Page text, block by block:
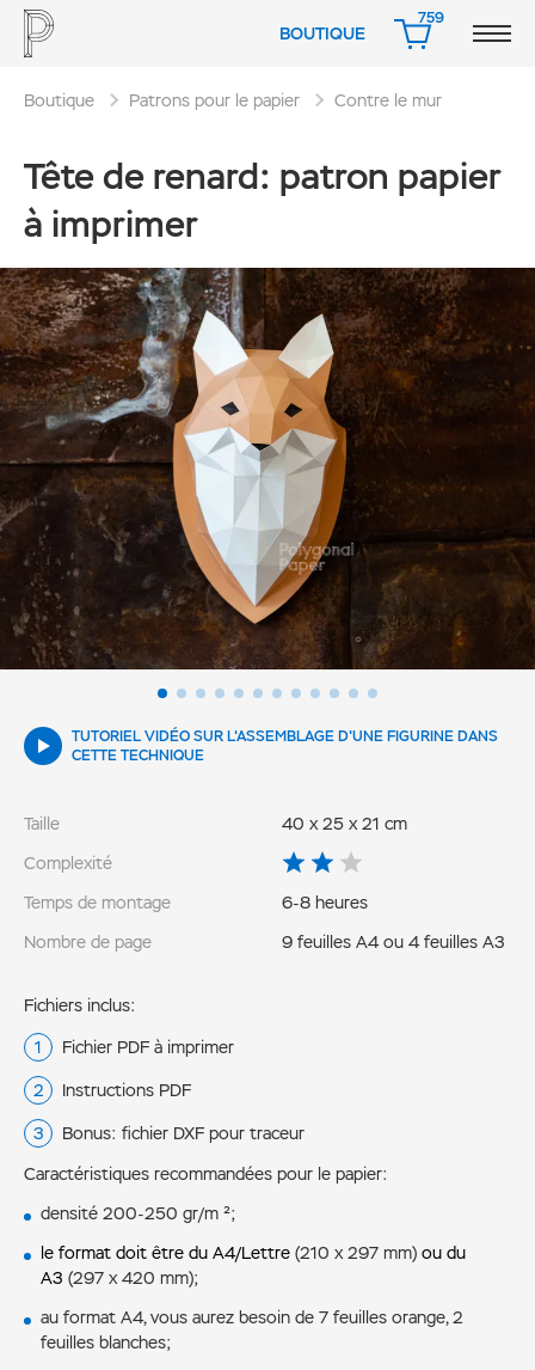
BOUTIQUE
759
PANIER
Boutique Patrons pour le papier Contre le mur
Tête de renard: patron papier
à imprimer
TUTORIEL VIDÉO SUR L'ASSEMBLAGE D'UNE FIGURINE DANS
CETTE TECHNIQUE
Taille
40 x 25 x 21 cm
Complexité
Temps de montage
6-8 heures
Nombre de page
9 feuilles A4 ou 4 feuilles A3
Fichiers inclus:
Fichier PDF à imprimer
Instructions PDF
Bonus: fichier DXF pour traceur
Caractéristiques recommandées pour le papier:
densité 200-250 gr/m ²;
le format doit être du A4/Lettre (210 x 297 mm) ou du
A3 (297 x 420 mm);
au format A4, vous aurez besoin de 7 feuilles orange, 2
feuilles blanches;